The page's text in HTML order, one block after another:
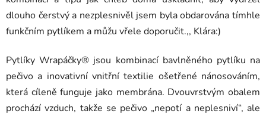
dlouho čerstvý a nezplesnivěl jsem byla obdarována tímhle
funkčním pytlíkem a můžu vřele doporučit.,, Klára:)
Pytlíky Wrapáčky® jsou kombinací bavlněného pytlíku na
pečivo a inovativní vnitřní textilie ošetřené nánosováním,
která cíleně funguje jako membrána. Dvouvrstvým obalem
prochází vzduch, takže se pečivo „nepotí a neplesniví“, ale